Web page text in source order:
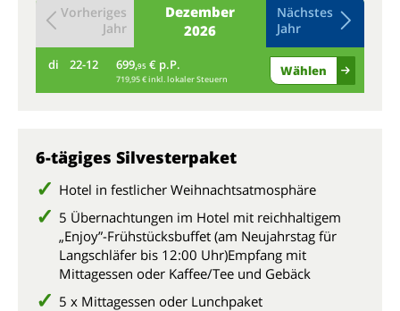
Dezember
2026
Vorheriges
Jahr
Nächstes
Jahr
di 22-12 699,95 € p.P.
719,95 € inkl. lokaler Steuern
Wählen
6-tägiges Silvesterpaket
Hotel in festlicher Weihnachtsatmosphäre
5 Übernachtungen im Hotel mit reichhaltigem
„Enjoy”-Frühstücksbuffet (am Neujahrstag für
Langschläfer bis 12:00 Uhr)Empfang mit
Mittagessen oder Kaffee/Tee und Gebäck
5 x Mittagessen oder Lunchpaket